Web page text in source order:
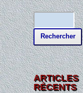
e
c
h
e
r
ARTICLES
RÉCENTS